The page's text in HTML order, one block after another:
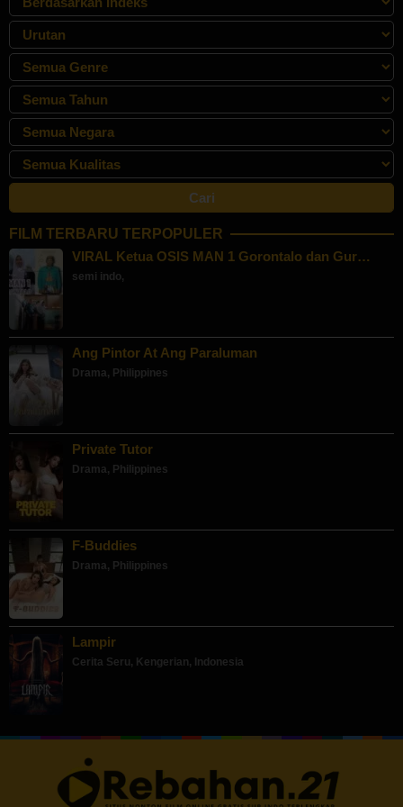
FILM TERBARU TERPOPULER
VIRAL Ketua OSIS MAN 1 Gorontalo dan Gur…
semi indo,
Ang Pintor At Ang Paraluman
Drama, Philippines
Private Tutor
Drama, Philippines
F-Buddies
Drama, Philippines
Lampir
Cerita Seru, Kengerian, Indonesia